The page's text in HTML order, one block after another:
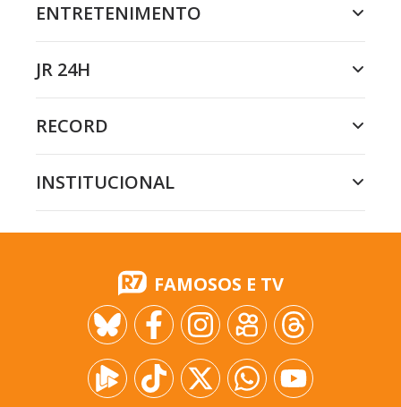
ENTRETENIMENTO
JR 24H
RECORD
INSTITUCIONAL
FAMOSOS E TV